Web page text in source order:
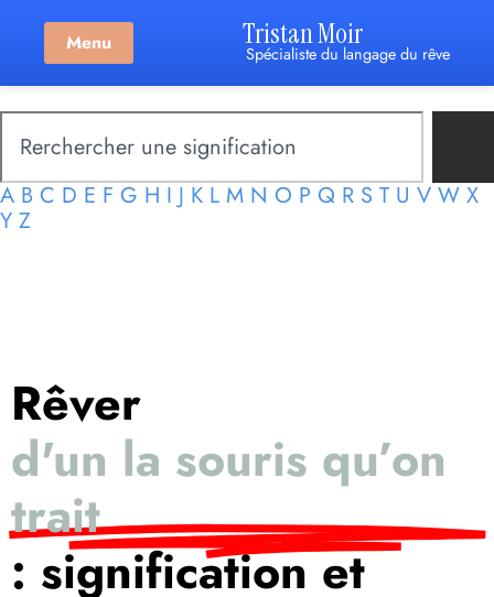
Menu Tristan Moir
Spécialiste du langage du rêve
A B C D E F G H I J K L M N O P Q R S T U V W X
Y Z
Rêver
d'un la souris qu’on
trait
: signification et